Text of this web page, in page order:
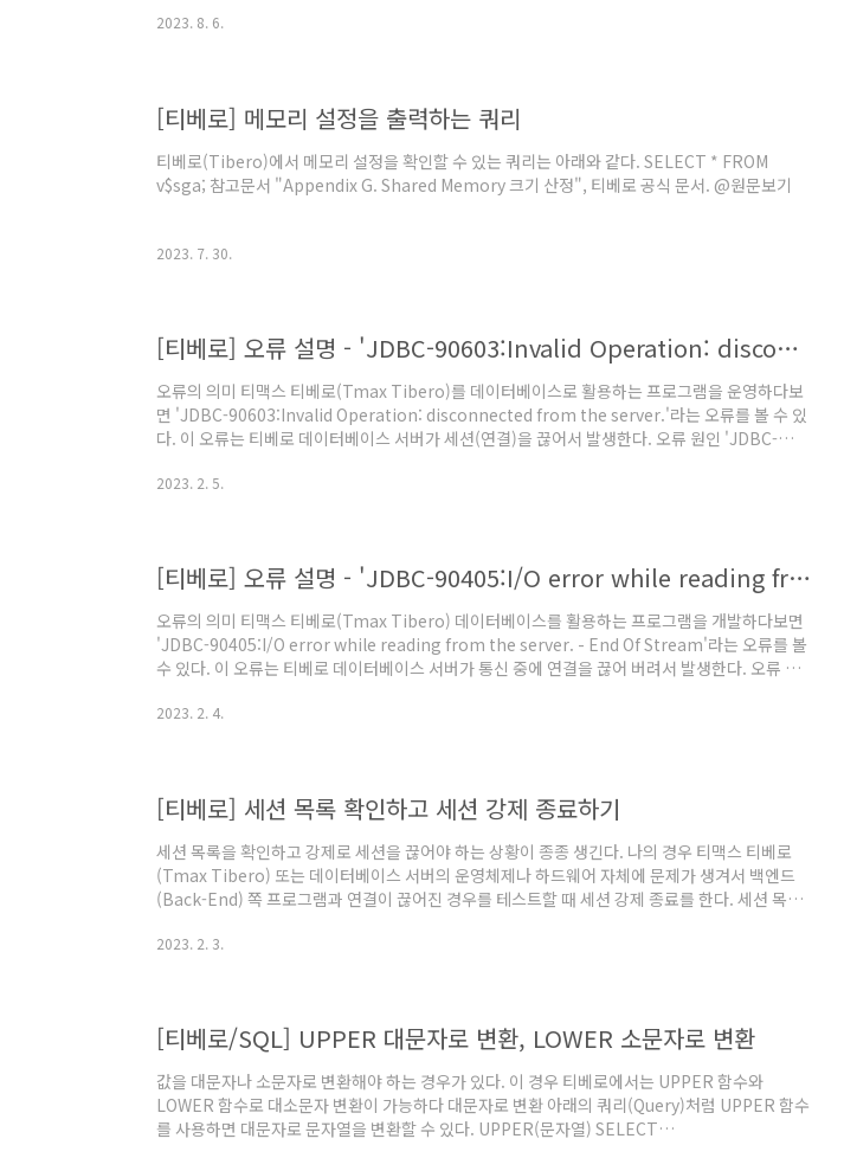
여 티베로를 재기동한다. tbdown tbboot 메모리 설정 확인 아래의 쿼리(Query)를 티베로에 입
2023. 8. 6.
[티베로] 메모리 설정을 출력하는 쿼리
티베로(Tibero)에서 메모리 설정을 확인할 수 있는 쿼리는 아래와 같다. SELECT * FROM
v$sga; 참고문서 "Appendix G. Shared Memory 크기 산정", 티베로 공식 문서. @원문보기
2023. 7. 30.
[티베로] 오류 설명 - 'JDBC-90603:Invalid Operation: disconnected from the server.'
오류의 의미 티맥스 티베로(Tmax Tibero)를 데이터베이스로 활용하는 프로그램을 운영하다보
면 'JDBC-90603:Invalid Operation: disconnected from the server.'라는 오류를 볼 수 있
다. 이 오류는 티베로 데이터베이스 서버가 세션(연결)을 끊어서 발생한다. 오류 원인 'JDBC-
을 확인한다. 조치 방법 이 오류가 발생하면 데이터베이스 서버가 정상인지를 확인해야 하며 응용
2023. 2. 5.
[티베로] 오류 설명 - 'JDBC-90405:I/O error while reading from the server. - End Of Stream'
오류의 의미 티맥스 티베로(Tmax Tibero) 데이터베이스를 활용하는 프로그램을 개발하다보면
'JDBC-90405:I/O error while reading from the server. - End Of Stream'라는 오류를 볼
수 있다. 이 오류는 티베로 데이터베이스 서버가 통신 중에 연결을 끊어 버려서 발생한다. 오류 원
이 좋다. 세션과 메모리, 운영체제, 티베로 버전, 쿼리, 네트워크 설정, 네트워크 하드웨어 상태 등
2023. 2. 4.
[티베로] 세션 목록 확인하고 세션 강제 종료하기
세션 목록을 확인하고 강제로 세션을 끊어야 하는 상황이 종종 생긴다. 나의 경우 티맥스 티베로
(Tmax Tibero) 또는 데이터베이스 서버의 운영체제나 하드웨어 자체에 문제가 생겨서 백엔드
(Back-End) 쪽 프로그램과 연결이 끊어진 경우를 테스트할 때 세션 강제 종료를 한다. 세션 목록
과가 나타난다. SELECT * FROM V$SESSION 세션 강제 종료 아래의 쿼리를 실행하면 특정 세션
2023. 2. 3.
[티베로/SQL] UPPER 대문자로 변환, LOWER 소문자로 변환
값을 대문자나 소문자로 변환해야 하는 경우가 있다. 이 경우 티베로에서는 UPPER 함수와
LOWER 함수로 대소문자 변환이 가능하다 대문자로 변환 아래의 쿼리(Query)처럼 UPPER 함수
를 사용하면 대문자로 문자열을 변환할 수 있다. UPPER(문자열) SELECT